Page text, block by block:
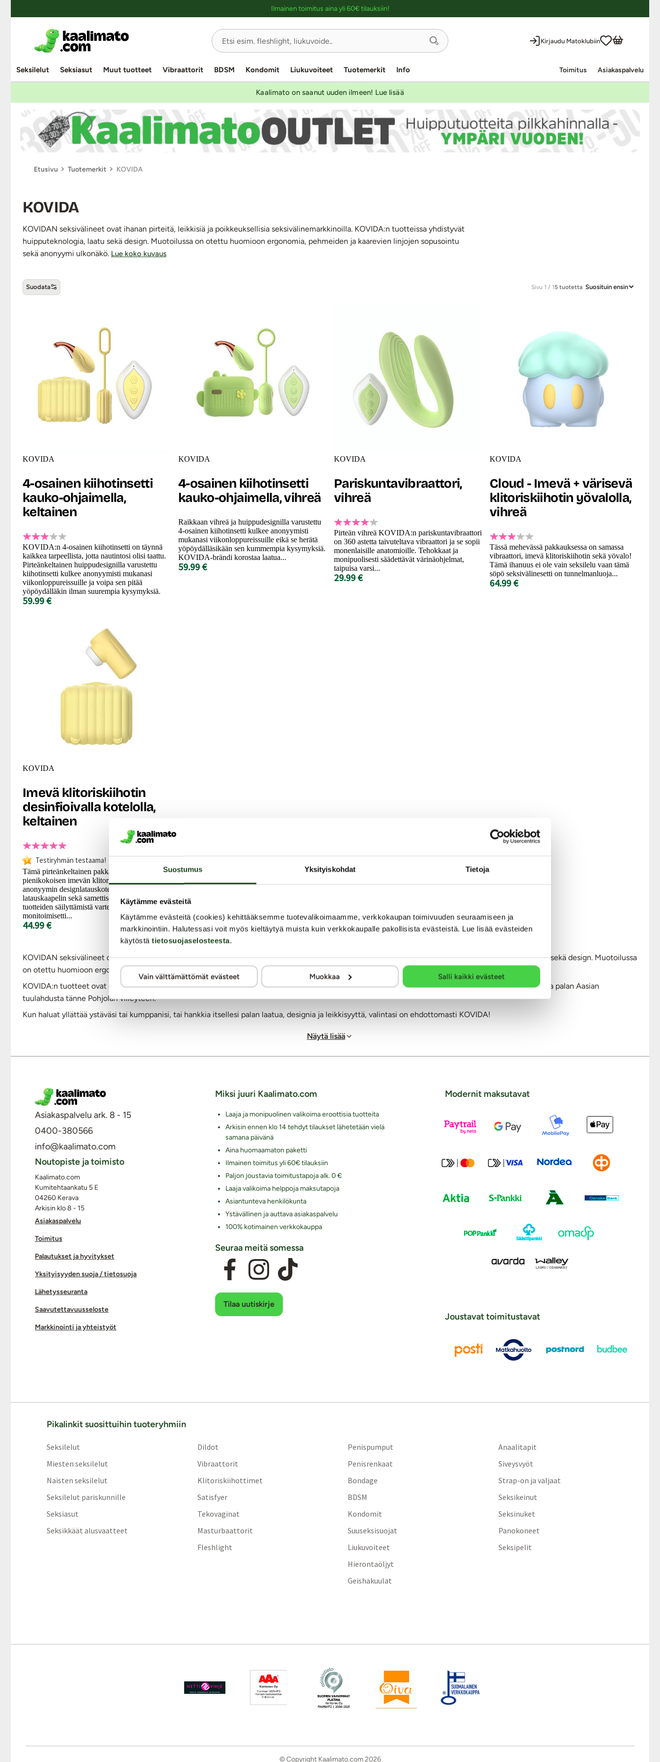
Suostumus Yksityiskohdat Tietoja
Käytämme evästeitä
Käytämme evästeitä (cookies) kehittääksemme tuotevalikoimaamme, verkkokaupan toimivuuden seuraamiseen ja
markkinointiin. Halutessasi voit myös kieltäytyä muista kuin verkkokaupalle pakollisista evästeistä. Lue lisää evästeiden
käytöstä tietosuojaselosteesta.
Vain välttämättömät evästeet Muokkaa Salli kaikki evästeet
Ilmainen toimitus aina yli 60€ tilauksiin!
Kirjaudu Matoklubiin
Seksilelut Seksiasut Muut tuotteet Vibraattorit BDSM Kondomit Liukuvoiteet Tuotemerkit Info Toimitus Asiakaspalvelu
Kaalimato on saanut uuden ilmeen! Lue lisää
Etusivu Tuotemerkit KOVIDA
KOVIDA
KOVIDAN seksivälineet ovat ihanan pirteitä, leikkisiä ja poikkeuksellisia seksivälinemarkkinoilla. KOVIDA:n tuotteissa yhdistyvät
huipputeknologia, laatu sekä design. Muotoilussa on otettu huomioon ergonomia, pehmeiden ja kaarevien linjojen sopusointu
sekä anonyymi ulkonäkö. Lue koko kuvaus
Suodata Sivu 1 / 15 tuotetta Suosituin ensin
KOVIDA
4-osainen kiihotinsetti
kauko-ohjaimella,
keltainen
KOVIDA:n 4-osainen kiihotinsetti on täynnä
kaikkea tarpeellista, jotta nautintosi olisi taattu.
Pirteänkeltainen huippudesignilla varustettu
kiihotinsetti kulkee anonyymisti mukanasi
viikonloppureissuille ja voipa sen pitää
yöpöydälläkin ilman suurempia kysymyksiä.
59.99 €
KOVIDA
4-osainen kiihotinsetti
kauko-ohjaimella, vihreä
Raikkaan vihreä ja huippudesignilla varustettu
4-osainen kiihotinsetti kulkee anonyymisti
mukanasi viikonloppureissuille eikä se herätä
yöpöydälläsikään sen kummempia kysymyksiä.
KOVIDA-brändi korostaa laatua...
59.99 €
KOVIDA
Pariskuntavibraattori,
vihreä
Pirteän vihreä KOVIDA:n pariskuntavibraattori
on 360 astetta taivuteltava vibraattori ja se sopii
monenlaisille anatomioille. Tehokkaat ja
monipuolisesti säädettävät värinäohjelmat,
taipuisa varsi...
29.99 €
KOVIDA
Cloud - Imevä + värisevä
klitoriskiihotin yövalolla,
vihreä
Tässä mehevässä pakkauksessa on samassa
vibraattori, imevä klitoriskiihotin sekä yövalo!
Tämä ihanuus ei ole vain seksilelu vaan tämä
söpö seksivälinesetti on tunnelmanluoja...
64.99 €
KOVIDA
Imevä klitoriskiihotin
desinfioivalla kotelolla,
keltainen
Testiryhmän testaama!
Tämä pirteänkeltainen pakkaus sisältää
pienikokoisen imevän klitoriskiihottimen,
anonyymin designlatauskotelon, USB-C-
latauskaapelin sekä samettisen pussukan
tuotteiden säilyttämistä varten. Täydellinen
monitoimisetti...
44.99 €
KOVIDAN seksivälineet ovat ihanan pirteitä, leikkisiä ja poikkeuksellisia seksivälinemarkkinoilla. KOVIDA:n tuotteissa yhdistyvät huipputeknologia, laatu sekä design. Muotoilussa
on otettu huomioon ergonomia, pehmeiden ja kaarevien linjojen sopusointu sekä anonyymi ulkonäkö.
KOVIDA:n tuotteet ovat erittäin suosittuja Japanissa, Koreassa sekä Kiinassa nuorten aikuisten keskuudessa ja siksi Kaalimato onkin ottanut valikoimiinsa palan Aasian
tuulahdusta tänne Pohjolan viileyteen.
Kun haluat yllättää ystäväsi tai kumppanisi, tai hankkia itsellesi palan laatua, designia ja leikkisyyttä, valintasi on ehdottomasti KOVIDA!
Näytä lisää
Asiakaspalvelu ark. 8 - 15
0400-380566
info@kaalimato.com
Asiakaspalvelu
Toimitus
Palautukset ja hyvitykset
Yksityisyyden suoja / tietosuoja
Lähetysseuranta
Saavutettavuusseloste
Markkinointi ja yhteistyöt
Noutopiste ja toimisto
Kaalimato.com
Kumitehtaankatu 5 E
04260 Kerava
Arkisin klo 8 - 15
Miksi juuri Kaalimato.com
Laaja ja monipuolinen valikoima eroottisia tuotteita
Arkisin ennen klo 14 tehdyt tilaukset lähetetään vielä
samana päivänä
Aina huomaamaton paketti
Ilmainen toimitus yli 60€ tilauksiin
Paljon joustavia toimitustapoja alk. 0 €
Laaja valikoima helppoja maksutapoja
Asiantunteva henkilökunta
Ystävällinen ja auttava asiakaspalvelu
100% kotimainen verkkokauppa
Seuraa meitä somessa
Tilaa uutiskirje
Modernit maksutavat
Joustavat toimitustavat
Pikalinkit suosittuihin tuoteryhmiin
Seksilelut
Miesten seksilelut
Naisten seksilelut
Seksilelut pariskunnille
Seksiasut
Seksikkäät alusvaatteet
Dildot
Vibraattorit
Klitoriskiihottimet
Satisfyer
Tekovaginat
Masturbaattorit
Fleshlight
Penispumput
Penisrenkaat
Bondage
BDSM
Kondomit
Suuseksisuojat
Liukuvoiteet
Hierontaöljyt
Geishakuulat
Anaalitapit
Siveysvyöt
Strap-on ja valjaat
Seksikeinut
Seksinuket
Panokoneet
Seksipelit
© Copyright Kaalimato.com 2026